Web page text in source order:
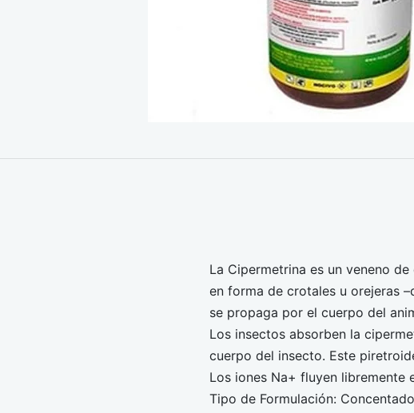
La Cipermetrina es un veneno
en forma de crotales u orejeras
se propaga por el cuerpo del
Los insectos absorben la
cuerpo del insecto. Este
Los iones Na+ fluyen libremente
Tipo de Formulación: